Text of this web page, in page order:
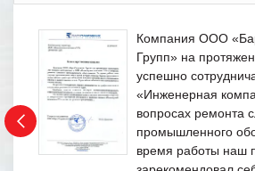
Компания ООО
Групп» на
успешно
«Инженерная
вопросах ремонта
промышленного
время работы наш